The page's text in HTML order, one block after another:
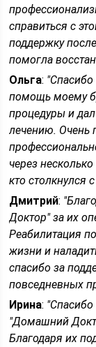
справиться с
поддержку
помогла
Ольга:
помощь моему
процедуры и
лечению. Очень
через
кто столкнулся
Дмитрий:
Доктор" за их
Реабилитация
жизни и
спасибо за
повседневных
Ирина:
"Домашний
Благодаря их